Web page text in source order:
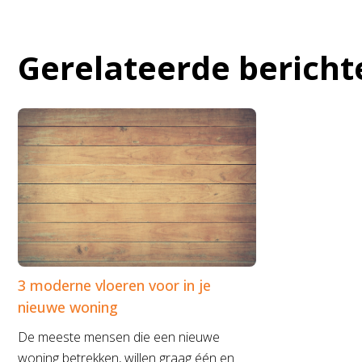
Gerelateerde
3 moderne vloeren voor in je
nieuwe woning
De meeste mensen die een nieuwe
woning betrekken, willen graag één en